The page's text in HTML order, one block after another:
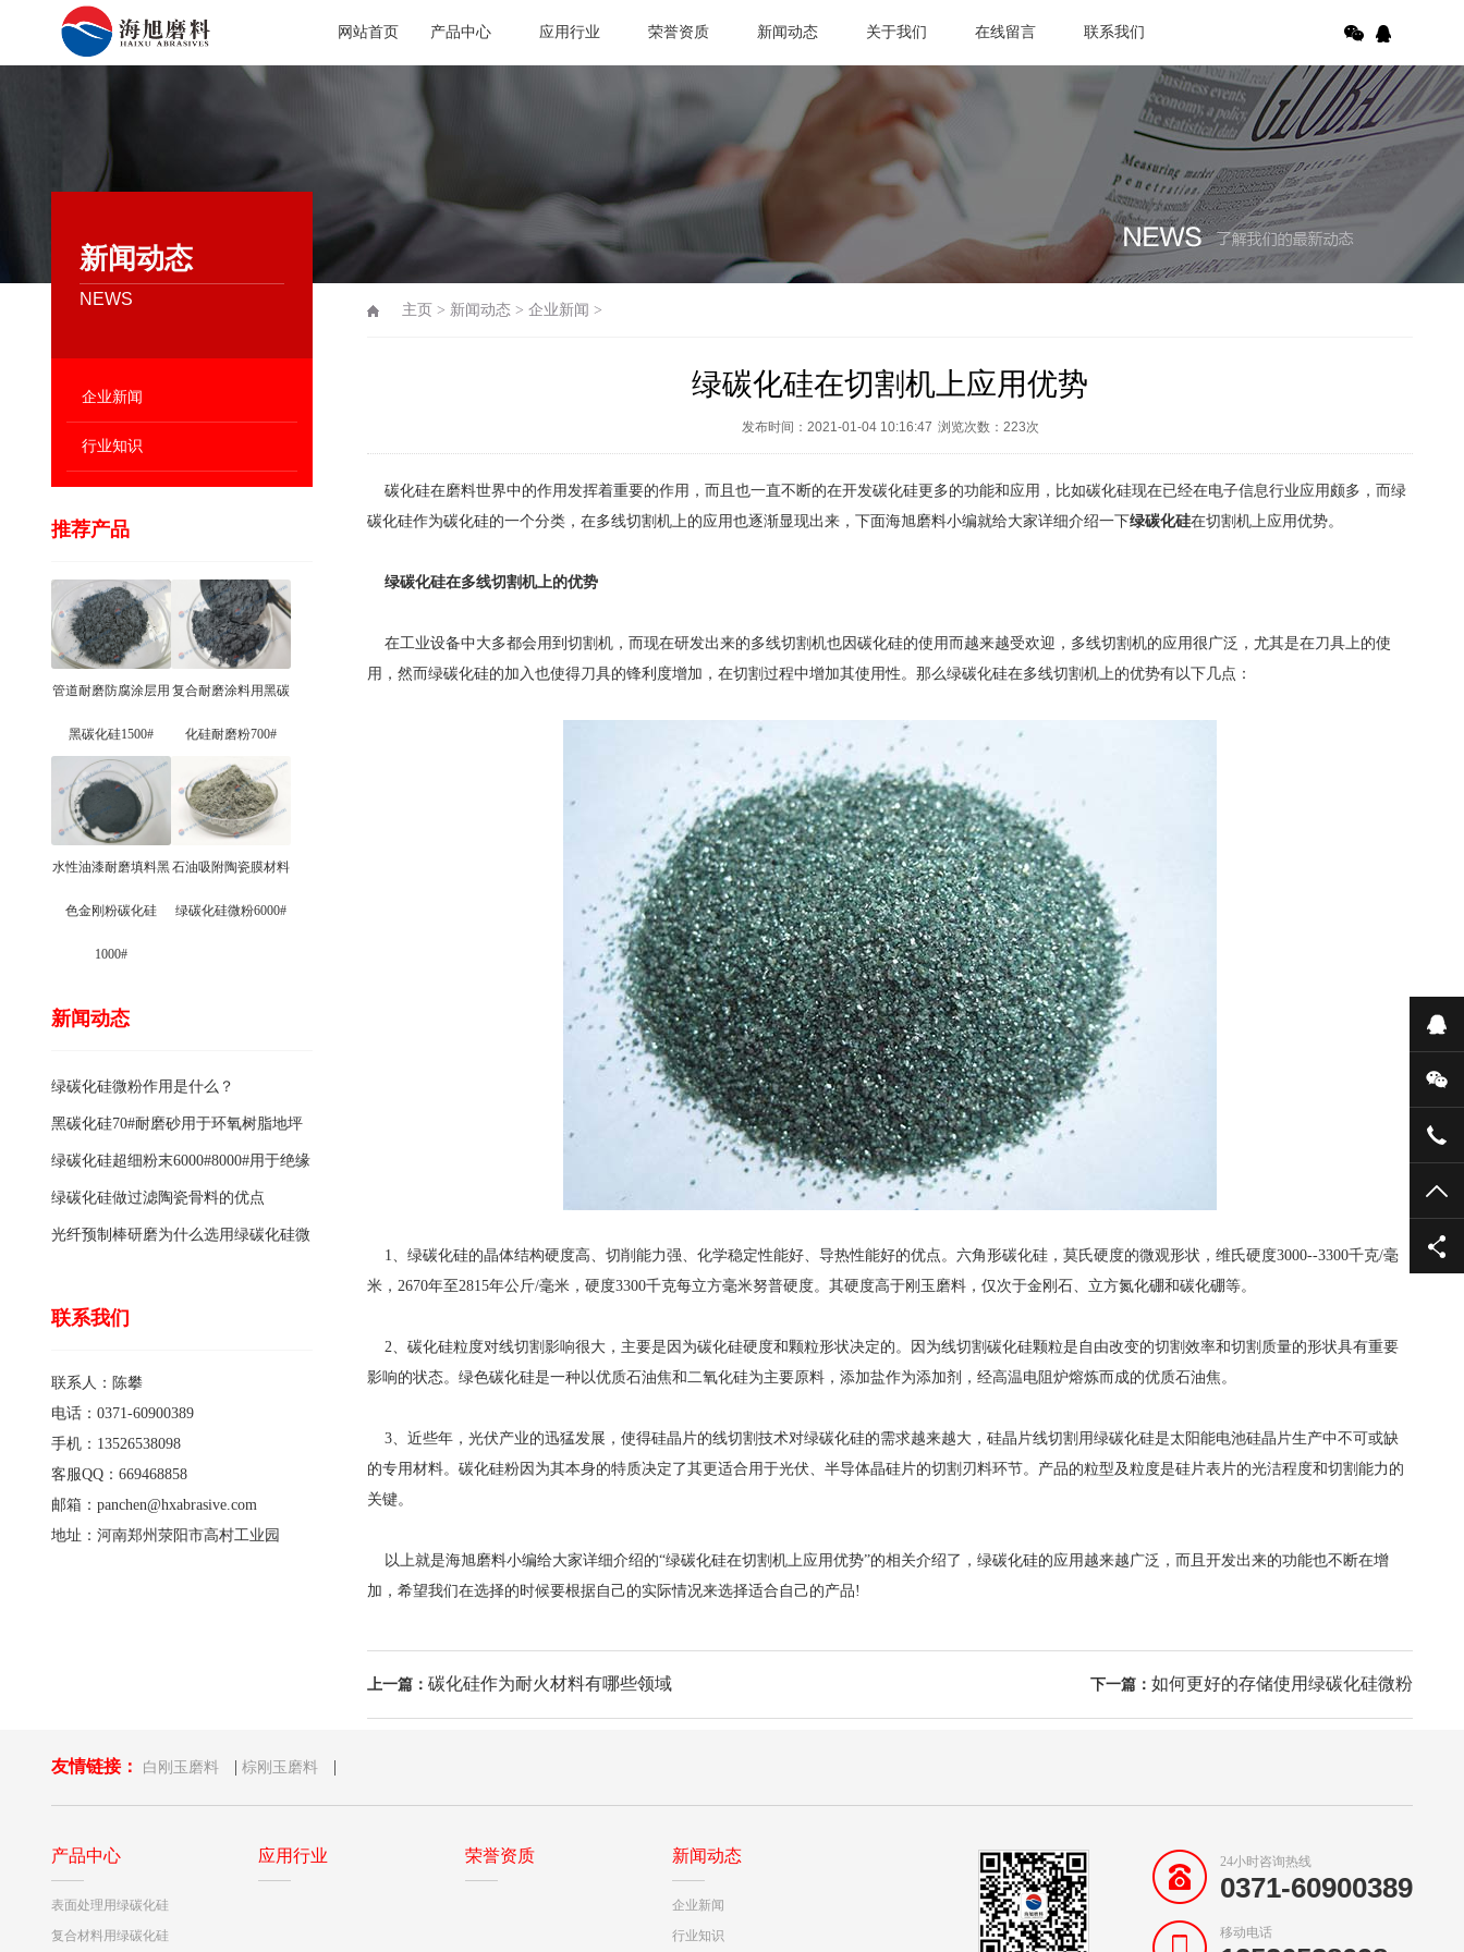
网站首页 产品中心 应用行业 荣誉资质 新闻动态 关于我们 在线留言 联系我们
新闻动态
NEWS
企业新闻
行业知识
推荐产品
管道耐磨防腐涂层用
黑碳化硅1500#
复合耐磨涂料用黑碳
化硅耐磨粉700#
水性油漆耐磨填料黑
色金刚粉碳化硅
1000#
石油吸附陶瓷膜材料
绿碳化硅微粉6000#
新闻动态
绿碳化硅微粉作用是什么？
黑碳化硅70#耐磨砂用于环氧树脂地坪
骨料的特点有哪些？
绿碳化硅超细粉末6000#8000#用于绝缘
涂料的优点
绿碳化硅做过滤陶瓷骨料的优点
光纤预制棒研磨为什么选用绿碳化硅微
联系我们
联系人：陈攀
电话：0371-60900389
手机：13526538098
客服QQ：669468858
邮箱：panchen@hxabrasive.com
地址：河南郑州荥阳市高村工业园
主页 > 新闻动态 > 企业新闻 >
绿碳化硅在切割机上应用优势
发布时间：2021-01-04 10:16:47 浏览次数： 223次
碳化硅在磨料世界中的作用发挥着重要的作用，而且也一直不断的在开发碳化硅更多的功能和应用，比如碳化硅现在已经在电子信息行业应用颇多，而绿
碳化硅作为碳化硅的一个分类，在多线切割机上的应用也逐渐显现出来，下面海旭磨料小编就给大家详细介绍一下绿碳化硅在切割机上应用优势。
绿碳化硅在多线切割机上的优势
在工业设备中大多都会用到切割机，而现在研发出来的多线切割机也因碳化硅的使用而越来越受欢迎，多线切割机的应用很广泛，尤其是在刀具上的使
用，然而绿碳化硅的加入也使得刀具的锋利度增加，在切割过程中增加其使用性。那么绿碳化硅在多线切割机上的优势有以下几点：
1、绿碳化硅的晶体结构硬度高、切削能力强、化学稳定性能好、导热性能好的优点。六角形碳化硅，莫氏硬度的微观形状，维氏硬度3000--3300千克/毫
米，2670年至2815年公斤/毫米，硬度3300千克每立方毫米努普硬度。其硬度高于刚玉磨料，仅次于金刚石、立方氮化硼和碳化硼等。
2、碳化硅粒度对线切割影响很大，主要是因为碳化硅硬度和颗粒形状决定的。因为线切割碳化硅颗粒是自由改变的切割效率和切割质量的形状具有重要
影响的状态。绿色碳化硅是一种以优质石油焦和二氧化硅为主要原料，添加盐作为添加剂，经高温电阻炉熔炼而成的优质石油焦。
3、近些年，光伏产业的迅猛发展，使得硅晶片的线切割技术对绿碳化硅的需求越来越大，硅晶片线切割用绿碳化硅是太阳能电池硅晶片生产中不可或缺
的专用材料。碳化硅粉因为其本身的特质决定了其更适合用于光伏、半导体晶硅片的切割刃料环节。产品的粒型及粒度是硅片表片的光洁程度和切割能力的
关键。
以上就是海旭磨料小编给大家详细介绍的“绿碳化硅在切割机上应用优势”的相关介绍了，绿碳化硅的应用越来越广泛，而且开发出来的功能也不断在增
加，希望我们在选择的时候要根据自己的实际情况来选择适合自己的产品!
上一篇： 碳化硅作为耐火材料有哪些领域 下一篇： 如何更好的存储使用绿碳化硅微粉
友情链接： 白刚玉磨料 | 棕刚玉磨料 |
产品中心
表面处理用绿碳化硅
复合材料用绿碳化硅
应用行业 荣誉资质 新闻动态
企业新闻
行业知识
24小时咨询热线
0371-60900389
移动电话
在
微